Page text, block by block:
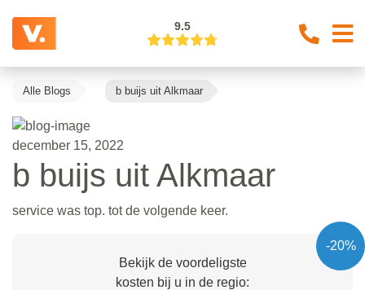
9.5
Alle Blogs b buijs uit Alkmaar
december 15, 2022
b buijs uit Alkmaar
service was top. tot de volgende keer.
-20%
Bekijk de voordeligste
kosten bij u in de regio: